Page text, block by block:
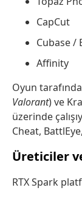
CapCut
Cubase /
Affinity
Oyun
Valorant) ve
üzerinde
Cheat,
Üreticiler
RTX Spark